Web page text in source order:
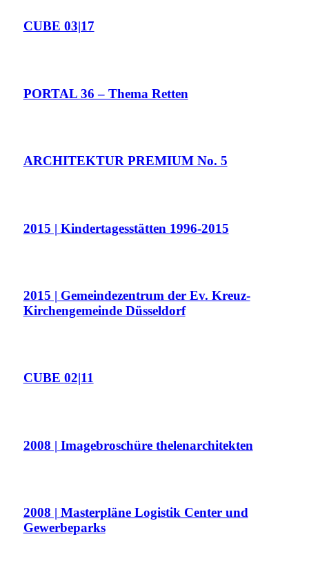
CUBE 03|17
PORTAL 36 – Thema Retten
ARCHITEKTUR PREMIUM No. 5
2015 | Kindertagesstätten 1996-2015
2015 | Gemeindezentrum der Ev. Kreuz-
Kirchengemeinde Düsseldorf
CUBE 02|11
2008 | Imagebroschüre thelenarchitekten
2008 | Masterpläne Logistik Center und
Gewerbeparks